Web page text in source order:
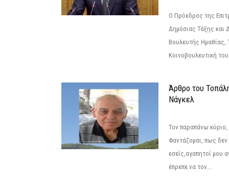
Ο Πρόεδρος της
Δημόσιας Τάξης και
Βουλευτής
Κοινοβουλευτική
Άρθρο του
Νάγκελ
Τον παραπάνω
Φαντάζομαι, πως δεν
εσείς,αγαπητοί μου
έπρεπε να τον...